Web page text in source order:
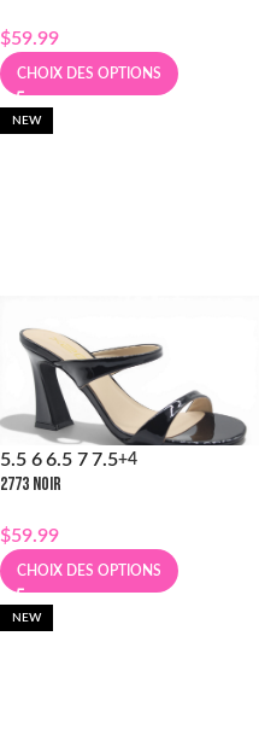
$59.99
CHOIX DES OPTIONS
NEW
5.5 6 6.5 7 7.5+4
2773 NOIR
$59.99
CHOIX DES OPTIONS
NEW